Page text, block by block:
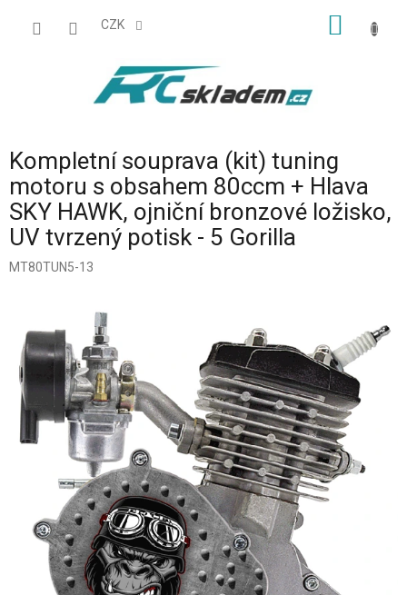
CZK
Kompletní souprava (kit) tuning
motoru s obsahem 80ccm + Hlava
SKY HAWK, ojniční bronzové ložisko,
UV tvrzený potisk - 5 Gorilla
MT80TUN5-13